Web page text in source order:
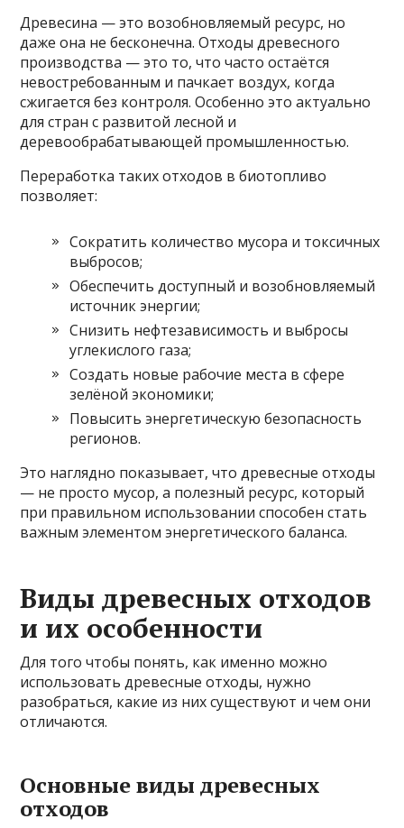
Древесина — это возобновляемый ресурс, но
даже она не бесконечна. Отходы древесного
производства — это то, что часто остаётся
невостребованным и пачкает воздух, когда
сжигается без контроля. Особенно это актуально
для стран с развитой лесной и
деревообрабатывающей промышленностью.
Переработка таких отходов в биотопливо
позволяет:
Сократить количество мусора и токсичных
выбросов;
Обеспечить доступный и возобновляемый
источник энергии;
Снизить нефтезависимость и выбросы
углекислого газа;
Создать новые рабочие места в сфере
зелёной экономики;
Повысить энергетическую безопасность
регионов.
Это наглядно показывает, что древесные отходы
— не просто мусор, а полезный ресурс, который
при правильном использовании способен стать
важным элементом энергетического баланса.
Виды древесных отходов
и их особенности
Для того чтобы понять, как именно можно
использовать древесные отходы, нужно
разобраться, какие из них существуют и чем они
отличаются.
Основные виды древесных
отходов